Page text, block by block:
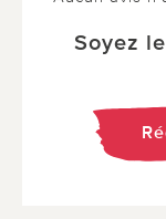
Soyez